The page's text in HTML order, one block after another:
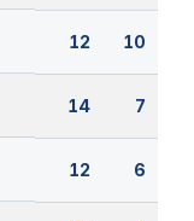
12 10
14 7
12 6